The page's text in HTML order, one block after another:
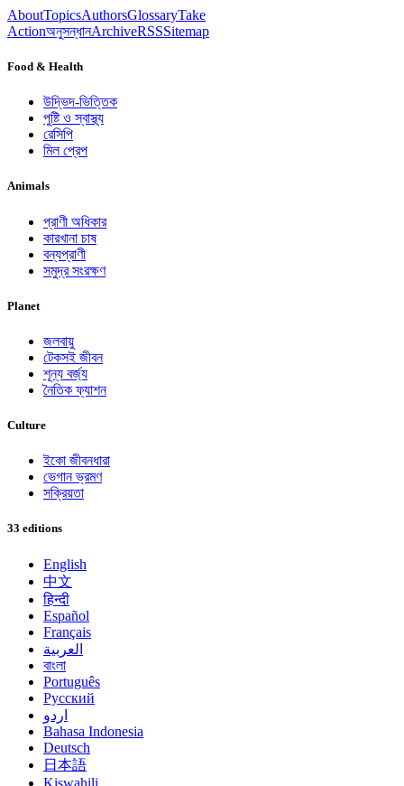
AboutTopicsAuthorsGlossaryTake
Actionঅনুসন্ধানArchiveRSSSitemap
Food & Health
উদ্ভিদ-ভিত্তিক
পুষ্টি ও স্বাস্থ্য
রেসিপি
মিল প্রেপ
Animals
প্রাণী অধিকার
কারখানা চাষ
বন্যপ্রাণী
সমুদ্র সংরক্ষণ
Planet
জলবায়ু
টেকসই জীবন
শূন্য বর্জ্য
নৈতিক ফ্যাশন
Culture
ইকো জীবনধারা
ভেগান ভ্রমণ
সক্রিয়তা
33 editions
English
中文
हिन्दी
Español
Français
العربية
বাংলা
Português
Русский
اردو
Bahasa Indonesia
Deutsch
日本語
Kiswahili